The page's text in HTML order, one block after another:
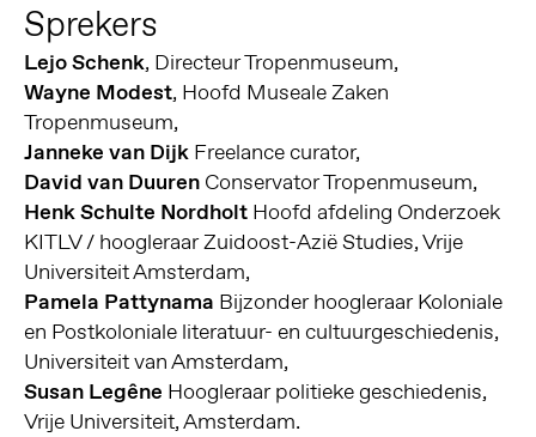
Sprekers
Lejo Schenk, Directeur Tropenmuseum,
Wayne Modest, Hoofd Museale Zaken
Tropenmuseum,
Janneke van DijkFreelance curator,
David van DuurenConservator Tropenmuseum,
Henk Schulte NordholtHoofd afdeling Onderzoek
KITLV / hoogleraar Zuidoost-Azië Studies, Vrije
Universiteit Amsterdam,
Pamela Pattynama Bijzonder hoogleraar Koloniale
en Postkoloniale literatuur- en cultuurgeschiedenis,
Universiteit van Amsterdam,
Susan Legêne Hoogleraar politieke geschiedenis,
Vrije Universiteit, Amsterdam.